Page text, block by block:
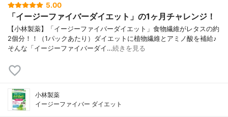
5.00
「イージーファイバーダイエット」の1ヶ月チャレンジ！
【小林製薬】「イージーファイバーダイエット」食物繊維がレタスの約
2個分！！（1パックあたり）ダイエットに植物繊維とアミノ酸を補給♪
そんな「イージーファイバーダイ…続きを見る
小林製薬
イージーファイバー ダイエット